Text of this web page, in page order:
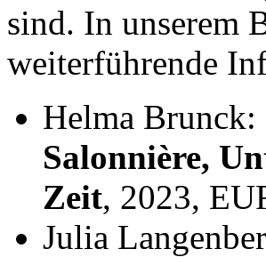
sind. In unserem
weiterführende
Helma Brunck:
Salonnière,
Zeit, 2023,
Julia